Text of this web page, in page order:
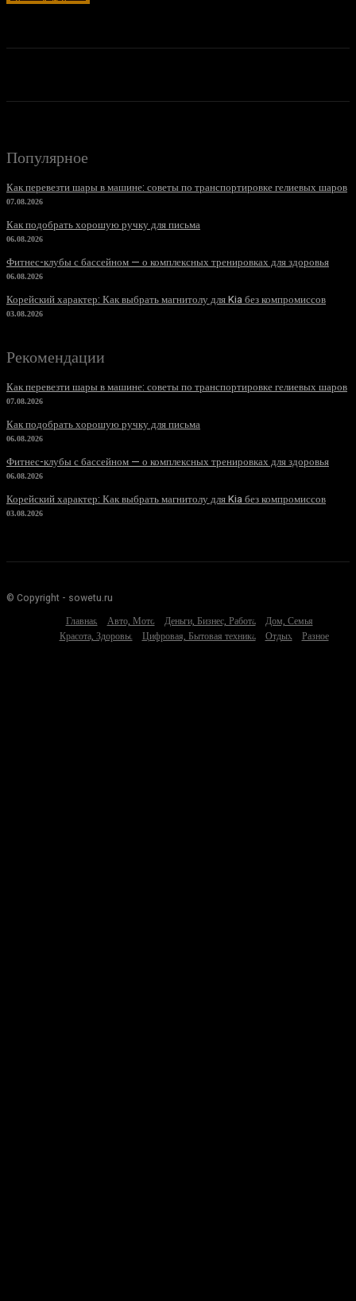
Популярное
Как перевезти шары в машине: советы по транспортировке гелиевых шаров
07.08.2026
Как подобрать хорошую ручку для письма
06.08.2026
Фитнес-клубы с бассейном — о комплексных тренировках для здоровья
06.08.2026
Корейский характер: Как выбрать магнитолу для Kia без компромиссов
03.08.2026
Рекомендации
Как перевезти шары в машине: советы по транспортировке гелиевых шаров
07.08.2026
Как подобрать хорошую ручку для письма
06.08.2026
Фитнес-клубы с бассейном — о комплексных тренировках для здоровья
06.08.2026
Корейский характер: Как выбрать магнитолу для Kia без компромиссов
03.08.2026
© Copyright - sowetu.ru
Главная
Авто, Мото Деньги, Бизнес, Работа
Дом, Семья
Красота, Здоровье
Цифровая, Бытовая техника Отдых Разное